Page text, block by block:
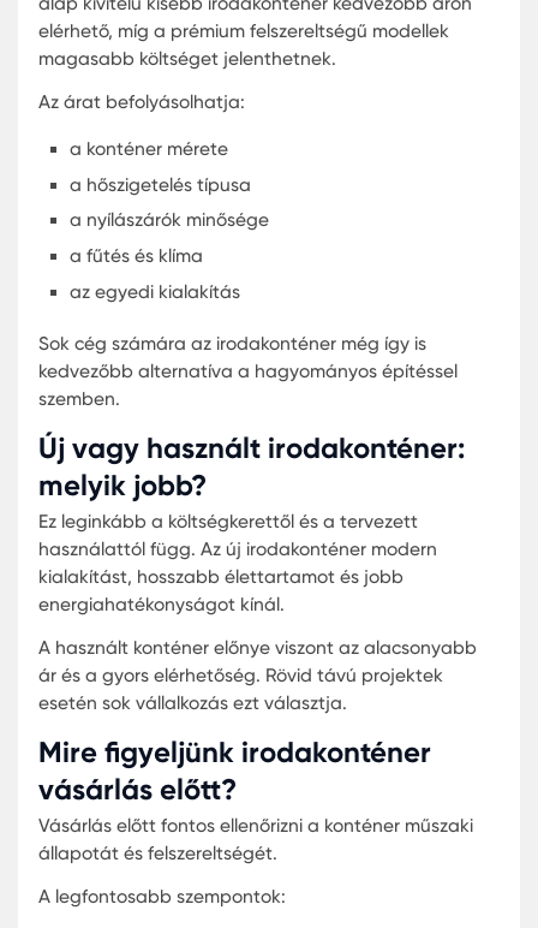
a későbbi bővíthetőség lehetőségét
Sok vállalkozás ma már moduláris rendszereket
Mennyibe kerül egy új
irodakonténer
Az ár több tényezőtől függ, például a mérettől, a
felszereltségtől és a műszaki paraméterektől. Egy
alap kivitelű kisebb irodakonténer kedvezőbb
elérhető, míg a prémium felszereltségű modellek
magasabb költséget jelenthetnek.
Az árat befolyásolhatja: